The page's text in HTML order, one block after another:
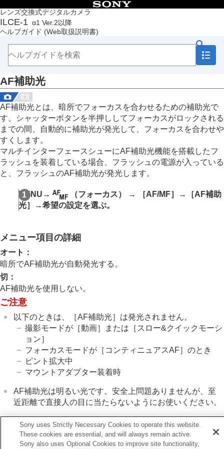
レンズ交換式デジタルカメラ
ILCE-1 α1 Ver.2以降
ヘルプガイド (Web取扱説明書)
目次
トップページ
ヘルプガイドの使いかた
本体と付属品を確認する
本機の基本操作
準備/基本的な撮影
MENU一覧から機能を探す
撮影機能を活用する
この章の目次
撮影モードを選ぶ
フォーカス（ピント）を合わせる
顔/瞳AF
フォーカス機能を使う
フォーカススタンダード
フォーカスエリア登録機能
登録フォーカスエリア消去
AF枠の移動量
フォーカスエリア自動消灯
トラッキング中エリア枠表示
位相差AFエリア表示
AFトランジション速度
AF乗り移り感度
AFアシスト
シャッター半押しAF
AFオン
フォーカスホールド
AF-S時の優先設定
AF-C時の優先設定
AF補助光
AF時の絞り駆動
プリセットフォーカス/ズーム
AF補助光
AF補助光とは、暗所でフォーカスを合わせるための補助光で
す。シャッターボタンを半押ししてフォーカスがロックされる
までの間、自動的に補助光が発光して、フォーカスを合わせや
すくします。
マルチインターフェースシューにAF補助光機能を搭載したフ
ラッシュを装着している場合、フラッシュの電源が入っている
と、フラッシュのAF補助光が発光します。
MENU → （フォーカス） → ［AF/MF］ →
［AF補助
光］
→希望の設定を選ぶ。
メニュー項目の詳細
オート ：
暗所でAF補助光が自動発光する。
切 ：
AF補助光を使用しない。
ご注意
以下のときは、 ［AF補助光］ は発光されません。
撮影モードが ［動画］ または ［スロー&クイックモーシ
ョン］
フォーカスモードが ［コンティニュアスAF］のとき
ピント拡大中
マウントアダプター装着時
AF補助光は明るい光です。安全上問題ありませんが、至
近距離で直接人の目に当たらないようにお使いください。
Sony uses Strictly Necessary Cookies to operate this website.
These cookies are essential, and will always remain active.
Sony also uses Optional Cookies to improve site functionality,